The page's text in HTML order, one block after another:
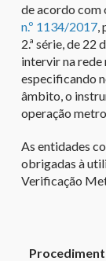
de acordo com
n.º 1134/2017,
2.ª série, de 22
intervir na rede
especificando
âmbito, o
operação
As entidades
obrigadas à
Verificação